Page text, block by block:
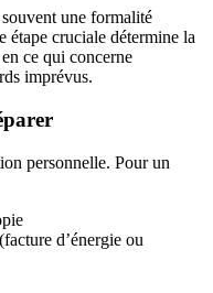
une formalité
étape cruciale détermine la
ce qui concerne
imprévus.
personnelle. Pour un
d’énergie ou